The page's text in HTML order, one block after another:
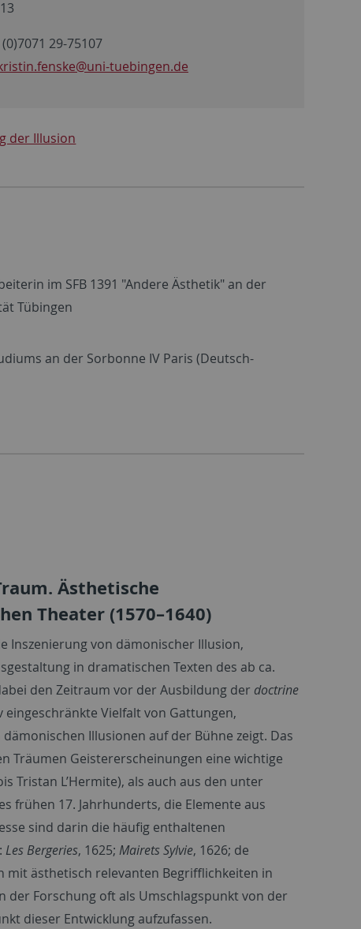
(0)7071 29-75107
@uni-tuebingen.de
der Illusion
im SFB 1391 "Andere Ästhetik" an der
Tübingen
an der Sorbonne IV Paris (Deutsch-
Ästhetische
Theater (1570–1640)
Inszenierung von dämonischer Illusion,
in dramatischen Texten des ab ca.
den Zeitraum vor der Ausbildung der doctrine
Vielfalt von Gattungen,
Illusionen auf der Bühne zeigt. Das
Träumen Geistererscheinungen eine wichtige
Tristan L’Hermite), als auch aus den unter
frühen 17. Jahrhunderts, die Elemente aus
sind darin die häufig enthaltenen
Les Bergeries, 1625; Mairets Sylvie, 1626; de
mit ästhetisch relevanten Begrifflichkeiten in
der Forschung oft als Umschlagspunkt von der
dieser Entwicklung aufzufassen.